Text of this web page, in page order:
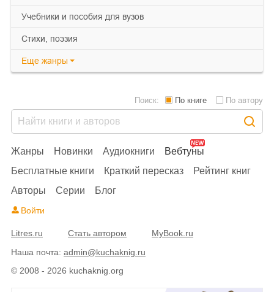
учебники и пособия для вузов
cтихи, поэзия
Еще жанры
© 2008 - 2026 kuchaknig.org
Жанры Новинки Аудиокниги
Вебтуны
Бесплатные книги
Краткий пересказ
Рейтинг книг
Авторы
Серии Блог
Поиск: По книге По автору
Войти
Litres.ru Стать автором
MyBook.ru
Наша почта: admin@kuchaknig.ru